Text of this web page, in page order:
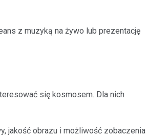
z muzyką na żywo lub prezentację
się kosmosem. Dla nich
jakość obrazu i możliwość zobaczenia